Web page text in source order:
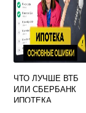
ЧТО ЛУЧШЕ ВТБ
ИЛИ СБЕРБАНК
ИПОТЕКА